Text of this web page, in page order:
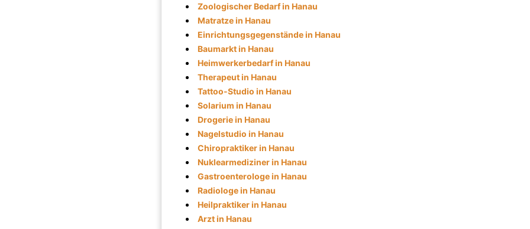
Zoologischer Bedarf in Hanau
Matratze in Hanau
Einrichtungsgegenstände in Hanau
Baumarkt in Hanau
Heimwerkerbedarf in Hanau
Therapeut in Hanau
Tattoo-Studio in Hanau
Solarium in Hanau
Drogerie in Hanau
Nagelstudio in Hanau
Chiropraktiker in Hanau
Nuklearmediziner in Hanau
Gastroenterologe in Hanau
Radiologe in Hanau
Heilpraktiker in Hanau
Arzt in Hanau